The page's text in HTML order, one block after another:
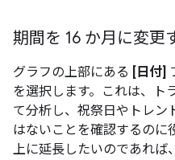
期間を 16 か月に変更
グラフの上部にある [日付]
を選択します。これは、ト
て分析し、祝祭日やトレン
はないことを確認するのに
上に延長したいのであれば、